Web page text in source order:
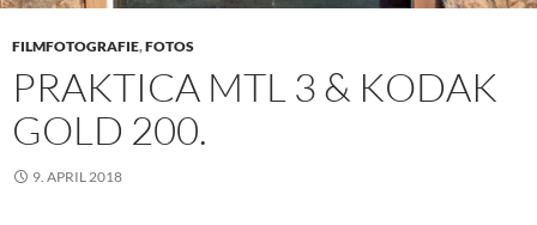
FILMFOTOGRAFIE,FOTOS
PRAKTICA MTL 3 & KODAK
GOLD 200.
9. APRIL 2018